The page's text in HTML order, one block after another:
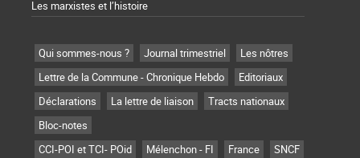
Les marxistes et l’histoire
Qui sommes-nous ? Journal trimestriel
Les nôtres
Lettre de la Commune - Chronique Hebdo
Editoriaux
Déclarations
La lettre de liaison
Tracts nationaux
Bloc-notes
CCI-POI et TCI- POid
Mélenchon - FI France
SNCF